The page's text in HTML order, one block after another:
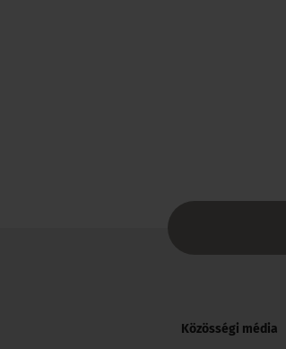
Közösségi média